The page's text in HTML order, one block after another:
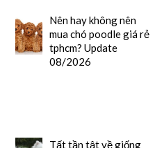
Nên hay không nên
mua chó poodle giá rẻ
tphcm? Update
08/2026
Tất tần tật về giống